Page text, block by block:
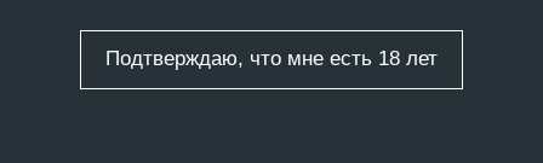
Подтверждаю, что мне есть 18 лет